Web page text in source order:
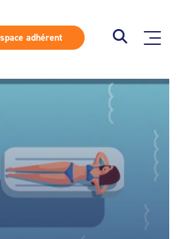
adhérent